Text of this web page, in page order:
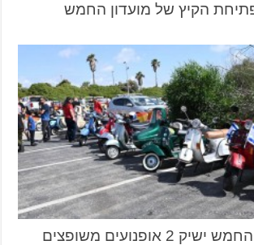
הקיץ של מועדון החמש
אופנועים משופצים